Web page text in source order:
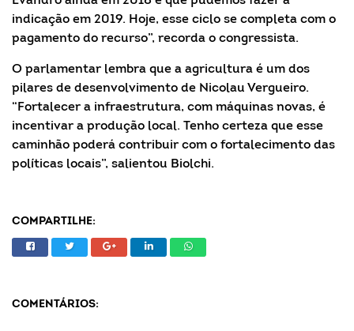
indicação em 2019. Hoje, esse ciclo se completa com o
pagamento do recurso”, recorda o congressista.
O parlamentar lembra que a agricultura é um dos
pilares de desenvolvimento de Nicolau Vergueiro.
“Fortalecer a infraestrutura, com máquinas novas, é
incentivar a produção local. Tenho certeza que esse
caminhão poderá contribuir com o fortalecimento das
políticas locais”, salientou Biolchi.
COMPARTILHE:
COMENTÁRIOS: